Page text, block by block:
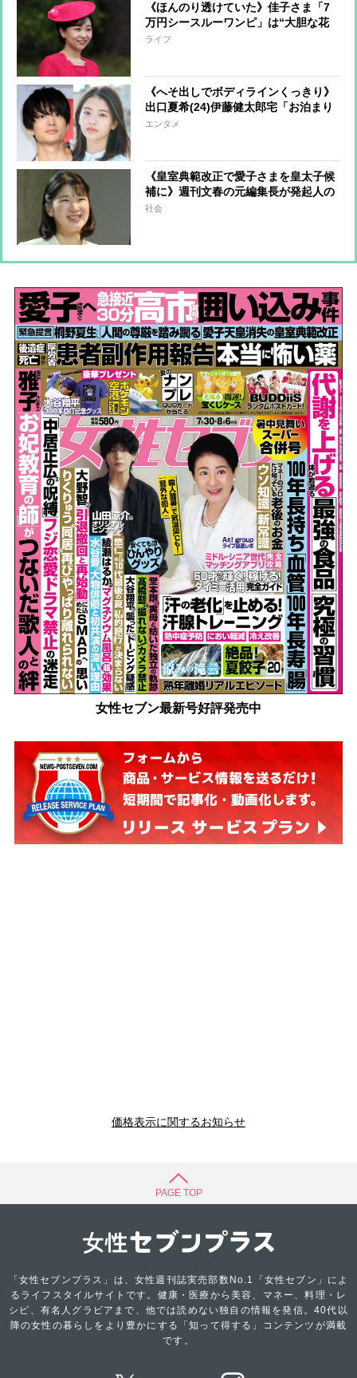
《ほんのり透けていた》佳子さま「7
万円シースルーワンピ」は“大胆な花
柄”で「自由にエモーショナルに」が
ライフ
《へそ出しでボディラインくっきり》
出口夏希(24)伊藤健太郎宅「お泊まり
私服」にファン熱視線「Z世代のファ
エンタメ
《皇室典範改正で愛子さまを皇太子候
補に》週刊文春の元編集長が発起人の
署名活動が話題、賛同者は1か月足ら
社会
女性セブン最新号好評発売中
価格表示に関するお知らせ
PAGE TOP
「女性セブンプラス」は、女性週刊誌実売部数No.1「女性セブン」によ
るライフスタイルサイトです。健康・医療から美容、マネー、料理・レ
シピ、有名人グラビアまで、他では読めない独自の情報を発信。40代以
降の女性の暮らしをより豊かにする「知って得する」コンテンツが満載
です。